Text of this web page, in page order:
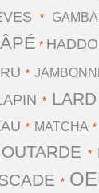
*
*
*
*
* MATCHA*
*
*